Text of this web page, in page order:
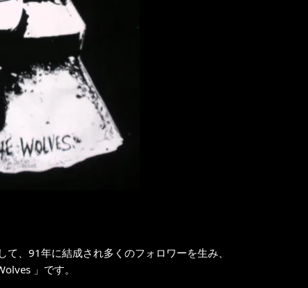
、91年に結成され多くのフォロワーを生み、
」です。